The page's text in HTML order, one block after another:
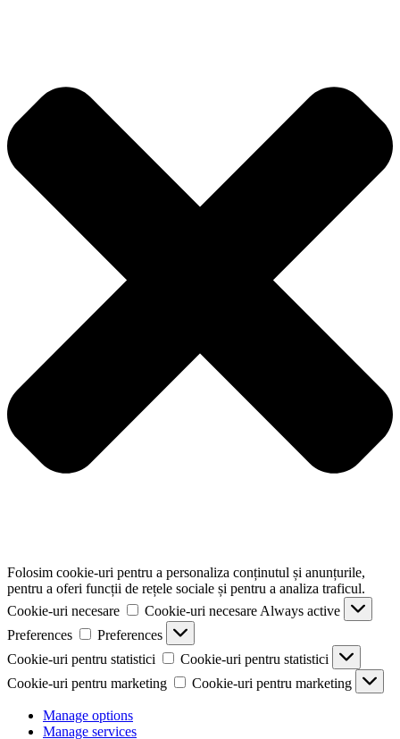
Folosim cookie-uri pentru a personaliza conținutul și anunțurile,
pentru a oferi funcții de rețele sociale și pentru a analiza traficul.
Cookie-uri necesare
Cookie-uri necesare Always active
Preferences
Preferences
Cookie-uri pentru statistici
Cookie-uri pentru statistici
Cookie-uri pentru marketing
Cookie-uri pentru marketing
Manage options
Manage services